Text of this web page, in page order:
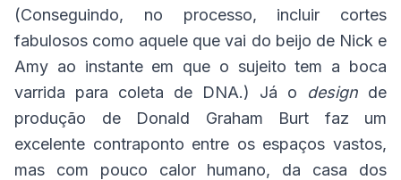
(Conseguindo, no processo, incluir cortes
fabulosos como aquele que vai do beijo de Nick e
Amy ao instante em que o sujeito tem a boca
varrida para coleta de DNA.) Já o design de
produção de Donald Graham Burt faz um
excelente contraponto entre os espaços vastos,
mas com pouco calor humano, da casa dos